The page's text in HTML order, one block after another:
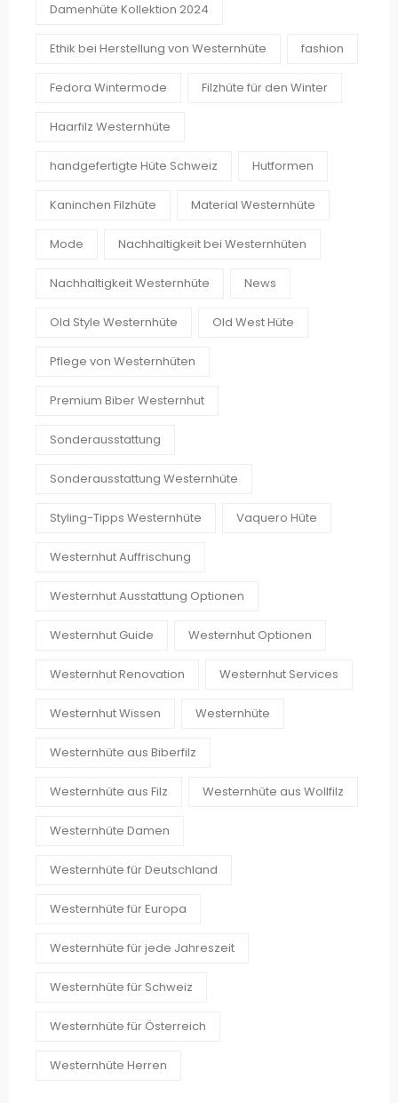
Damenhüte Kollektion 2024
Ethik bei Herstellung von Westernhüte fashion
Fedora Wintermode Filzhüte für den Winter
Haarfilz Westernhüte
handgefertigte Hüte Schweiz Hutformen
Kaninchen Filzhüte Material Westernhüte
Mode Nachhaltigkeit bei Westernhüten
Nachhaltigkeit Westernhüte News
Old Style Westernhüte Old West Hüte
Pflege von Westernhüten
Premium Biber Westernhut
Sonderausstattung
Sonderausstattung Westernhüte
Styling-Tipps Westernhüte Vaquero Hüte
Westernhut Auffrischung
Westernhut Ausstattung Optionen
Westernhut Guide Westernhut Optionen
Westernhut Renovation Westernhut Services
Westernhut Wissen Westernhüte
Westernhüte aus Biberfilz
Westernhüte aus Filz Westernhüte aus Wollfilz
Westernhüte Damen
Westernhüte für Deutschland
Westernhüte für Europa
Westernhüte für jede Jahreszeit
Westernhüte für Schweiz
Westernhüte für Österreich
Westernhüte Herren